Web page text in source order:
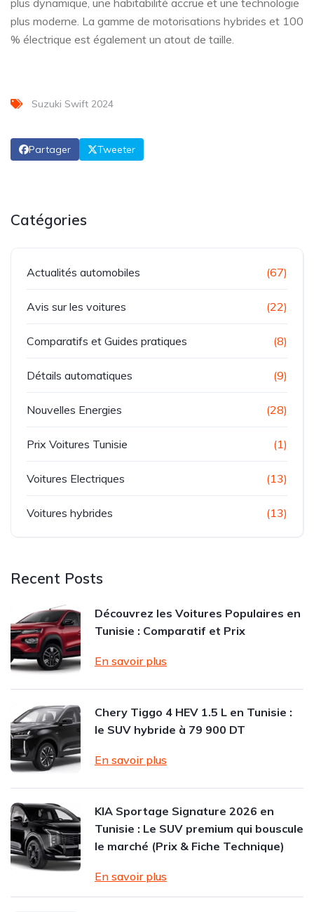
plus dynamique, une habitabilité accrue et une technologie
plus moderne. La gamme de motorisations hybrides et 100
% électrique est également un atout de taille.
Suzuki Swift 2024
Partager Tweeter
Catégories
Actualités automobiles (67)
Avis sur les voitures (22)
Comparatifs et Guides pratiques (8)
Détails automatiques (9)
Nouvelles Energies (28)
Prix Voitures Tunisie (1)
Voitures Electriques (13)
Voitures hybrides (13)
Recent Posts
Découvrez les Voitures Populaires en
Tunisie : Comparatif et Prix
En savoir plus
Chery Tiggo 4 HEV 1.5 L en Tunisie :
le SUV hybride à 79 900 DT
En savoir plus
KIA Sportage Signature 2026 en
Tunisie : Le SUV premium qui bouscule
le marché (Prix & Fiche Technique)
En savoir plus